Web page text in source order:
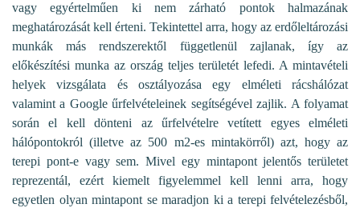
vagy egyértelműen ki nem zárható pontok halmazának
meghatározását kell érteni. Tekintettel arra, hogy az erdőleltározási
munkák más rendszerektől függetlenül zajlanak, így az
előkészítési munka az ország teljes területét lefedi. A mintavételi
helyek vizsgálata és osztályozása egy elméleti rácshálózat
valamint a Google űrfelvételeinek segítségével zajlik. A folyamat
során el kell dönteni az űrfelvételre vetített egyes elméleti
hálópontokról (illetve az 500 m2-es mintakörről) azt, hogy az
terepi pont-e vagy sem. Mivel egy mintapont jelentős területet
reprezentál, ezért kiemelt figyelemmel kell lenni arra, hogy
egyetlen olyan mintapont se maradjon ki a terepi felvételezésből,